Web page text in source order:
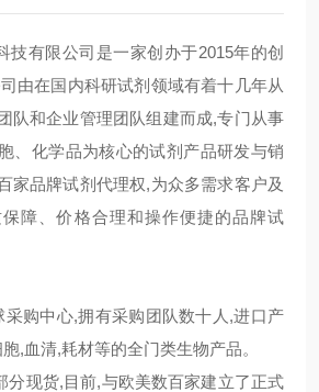
技有限公司是一家创办于2015年的创
由在国内科研试剂领域有着十几年从
队和企业管理团队组建而成,专门从事
、化学品为核心的试剂产品研发与销
家品牌试剂代理权,为众多需求客户及
障、价格合理和操作便捷的品牌试
采购中心,拥有采购团队数十人,进口产
,血清,耗材等的全门类生物产品。
分现货,目前,与欧美数百家建立了正式